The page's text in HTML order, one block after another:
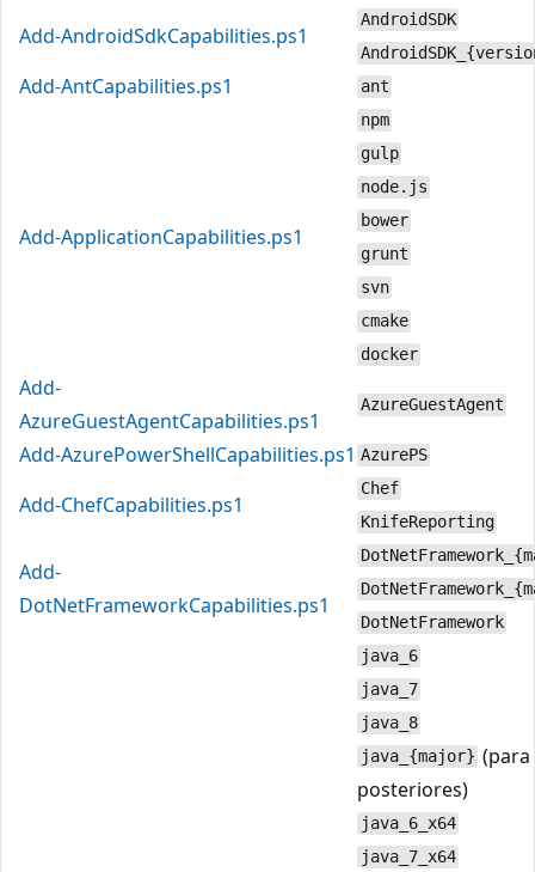
Add-AndroidSdkCapabilities.ps1
AndroidSDK
Add-AntCapabilities.ps1 ant
Add-ApplicationCapabilities.ps1
npm
gulp
node.js
bower
grunt
svn
cmake
docker
Add-
AzureGuestAgentCapabilities.ps1
AzureGuestAgent
Add-AzurePowerShellCapabilities.ps1 AzurePS
Add-ChefCapabilities.ps1
Chef
KnifeReporting
Add-
DotNetFrameworkCapabilities.ps1
DotNetFramework
java_6
java_7
java_8
java_{major} (para
posteriores)
java_6_x64
java_7_x64